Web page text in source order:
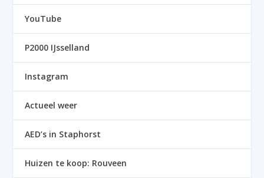
YouTube
P2000 IJsselland
Instagram
Actueel weer
AED’s in Staphorst
Huizen te koop: Rouveen